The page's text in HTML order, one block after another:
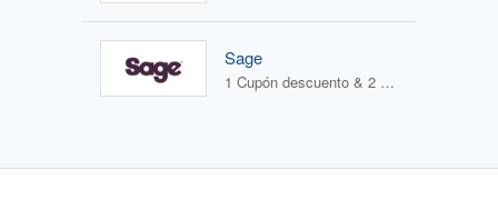
Sage
1 Cupón descuento & 2 Ofertas